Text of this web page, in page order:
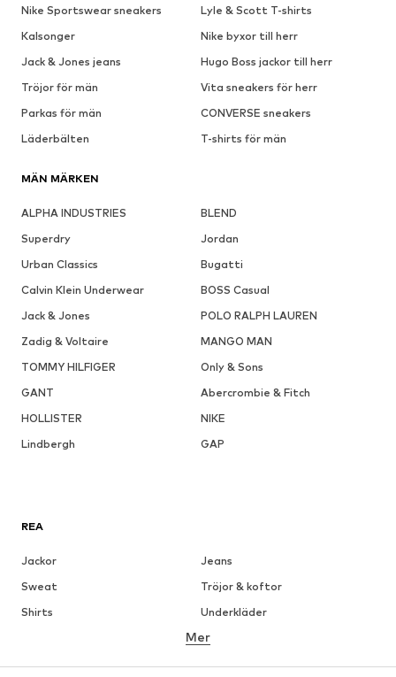
Nike Sportswear sneakers
Lyle & Scott T-shirts
Kalsonger
Nike byxor till herr
Jack & Jones jeans
Hugo Boss jackor till herr
Tröjor för män
Vita sneakers för herr
Parkas för män
CONVERSE sneakers
Läderbälten
T-shirts för män
MÄN MÄRKEN
ALPHA INDUSTRIES
BLEND
Superdry
Jordan
Urban Classics
Bugatti
Calvin Klein Underwear
BOSS Casual
Jack & Jones
POLO RALPH LAUREN
Zadig & Voltaire
MANGO MAN
TOMMY HILFIGER
Only & Sons
GANT
Abercrombie & Fitch
HOLLISTER
NIKE
Lindbergh
GAP
REA
Jackor
Jeans
Sweat
Tröjor & koftor
Shirts
Underkläder
Skjortor
Rockar
Kostymer & kavajer
Mer